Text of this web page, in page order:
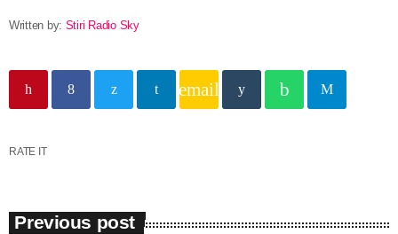
SNC a lansat la apă nava „Histria Elara”
Written by: Stiri Radio Sky
email
RATE IT
Previous post